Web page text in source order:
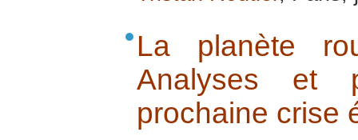
La planète
Analyses et
prochaine crise